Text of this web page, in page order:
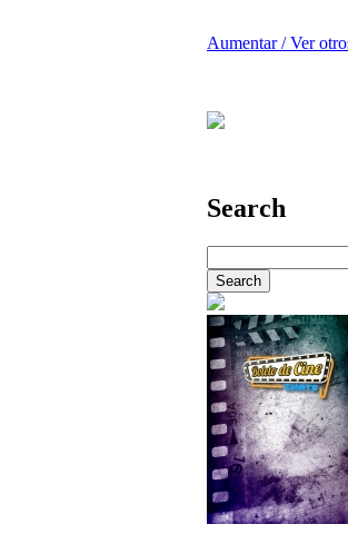
Aumentar / Ver
Search